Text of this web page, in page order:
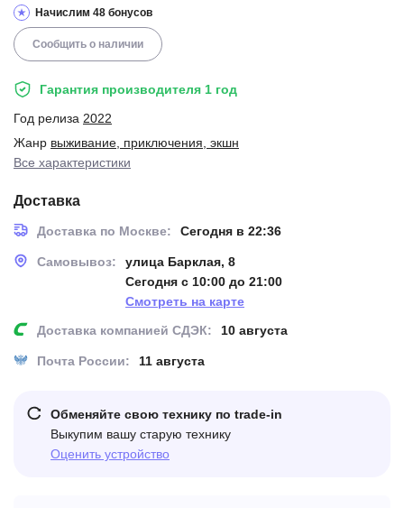
Гарантия производителя 1 год
Год релиза 2022
Жанр выживание, приключения, экшн
Все характеристики
Доставка
Доставка по Москве: Сегодня в 22:36
Самовывоз:
улица Барклая, 8
Сегодня с 10:00 до 21:00
Смотреть на карте
Доставка компанией СДЭК:
10 августа
Почта России: 11 августа
Обменяйте свою технику по trade-in
Выкупим вашу старую технику
Оценить устройство
Начислим 48 бонусов
Сообщить о наличии